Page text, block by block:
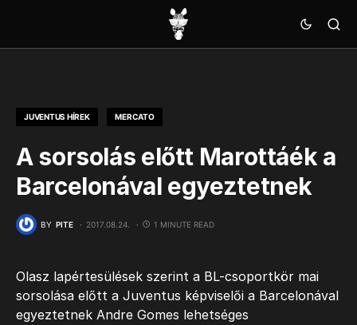
JUVENTUS HÍREK MERCATO
A sorsolás előtt Marottáék a
Barcelonával egyeztetnek
BY PITE 2017.08.24. 1 MINUTE READ
Olasz lapértesülések szerint a BL-csoportkör mai
sorsolása előtt a Juventus képviselői a Barcelonával
egyeztetnek Andre Gomes lehetséges